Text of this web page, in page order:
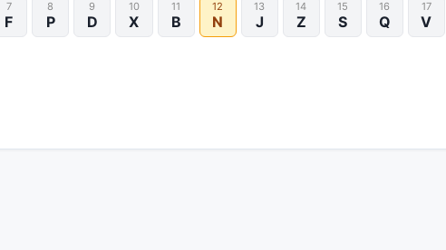
7
F
8
P
9
D
10
X
11
B
12
N
13
J
14
Z
15
S
16
Q
17
V